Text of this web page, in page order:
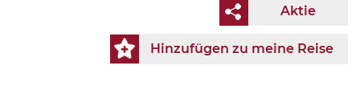
Aktie
Hinzufügen zu meine Reise